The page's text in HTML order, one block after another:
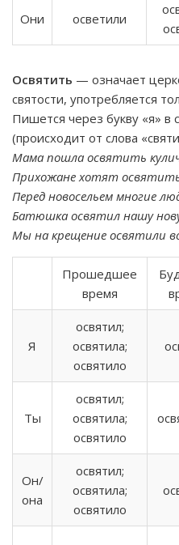
Они осветили
Освятить — означает
святости, употребляется
Пишется через букву «я» в
(происходит от слова
Мама пошла освятить
Прихожане хотят
Перед новосельем многие
Батюшка освятил нашу
Мы на крещение освятили
Прошедшее
время
Я
освятил;
освятила;
освятило
Ты
освятил;
освятила;
освятило
Он/
она
освятил;
освятила;
освятило